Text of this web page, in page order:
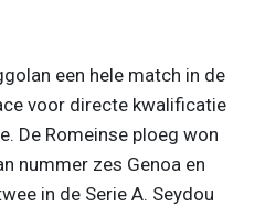
een hele match in de
voor directe kwalificatie
De Romeinse ploeg won
nummer zes Genoa en
in de Serie A. Seydou